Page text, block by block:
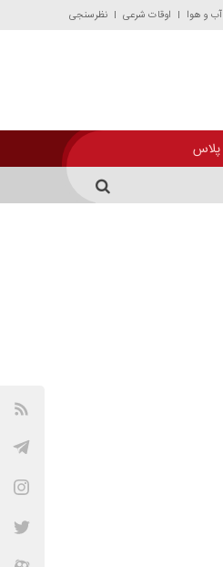
آب و هوا اوقات شرعی نظرسنجی
پلاس